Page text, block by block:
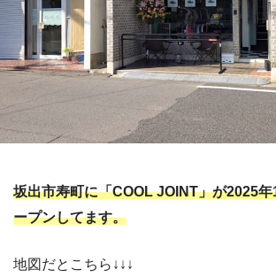
坂出市寿町に「COOL JOINT」が2025
ープンしてます。
地図だとこちら↓↓↓